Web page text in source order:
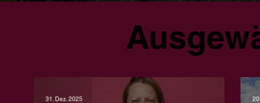
31. Dez. 2025